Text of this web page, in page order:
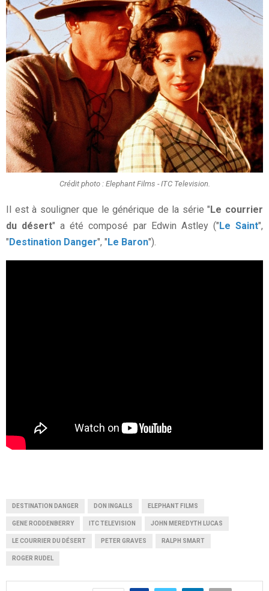
Crédit photo : Elephant Films - ITC Television.
Il est à souligner que le générique de la série "Le courrier
du désert" a été composé par Edwin Astley ("Le Saint",
"Destination Danger", "Le Baron").
DESTINATION DANGER DON INGALLS ELEPHANT FILMS
GENE RODDENBERRY ITC TELEVISION JOHN MEREDYTH LUCAS
LE COURRIER DU DÉSERT PETER GRAVES RALPH SMART
ROGER RUDEL